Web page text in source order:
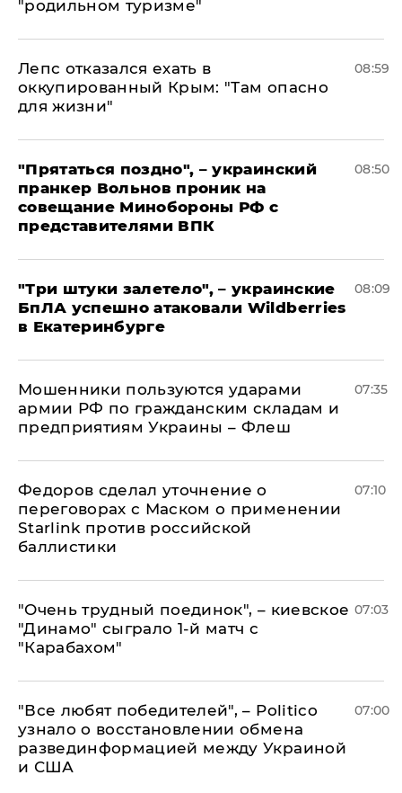
"родильном туризме"
Лепс отказался ехать в
оккупированный Крым: "Там опасно
для жизни"
08:59
"Прятаться поздно", – украинский
пранкер Вольнов проник на
совещание Минобороны РФ с
представителями ВПК
08:50
"Три штуки залетело", – украинские
БпЛА успешно атаковали Wildberries
в Екатеринбурге
08:09
Мошенники пользуются ударами
армии РФ по гражданским складам и
предприятиям Украины – Флеш
07:35
Федоров сделал уточнение о
переговорах с Маском о применении
Starlink против российской
баллистики
07:10
"Очень трудный поединок", – киевское
"Динамо" сыграло 1-й матч с
"Карабахом"
07:03
​"Все любят победителей", – Politico
узнало о восстановлении обмена
развединформацией между Украиной
и США
07:00